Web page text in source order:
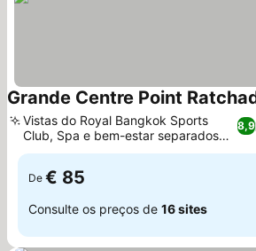
Grande Centre Point
8,9
Vistas do Royal Bangkok Sports
Club, Spa e bem-estar separados
por gênero
De € 85
Consulte os preços de 16 sites